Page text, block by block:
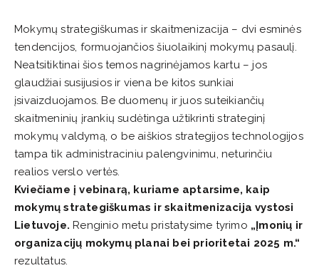
Mokymų strategiškumas ir skaitmenizacija – dvi esminės
tendencijos, formuojančios šiuolaikinį mokymų pasaulį.
Neatsitiktinai šios temos nagrinėjamos kartu – jos
glaudžiai susijusios ir viena be kitos sunkiai
įsivaizduojamos. Be duomenų ir juos suteikiančių
skaitmeninių įrankių sudėtinga užtikrinti strateginį
mokymų valdymą, o be aiškios strategijos technologijos
tampa tik administraciniu palengvinimu, neturinčiu
realios verslo vertės.
Kviečiame į vebinarą, kuriame aptarsime, kaip
mokymų strategiškumas ir skaitmenizacija vystosi
Lietuvoje. Renginio metu pristatysime tyrimo „Įmonių ir
organizacijų mokymų planai bei prioritetai 2025 m.“
rezultatus.